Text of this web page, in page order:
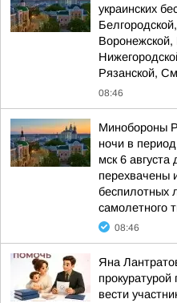
украинских
Воронежской,
Рязанской,
08:46
Минобороны
ночи в
мск 6
перехвачены
беспилотных
самолетного
08:46
Яна
вести